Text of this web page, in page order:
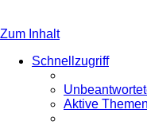
Zum Inhalt
Schnellzugriff
Aktive Themen